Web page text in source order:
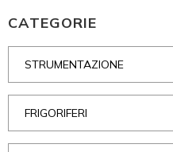
CATEGORIE